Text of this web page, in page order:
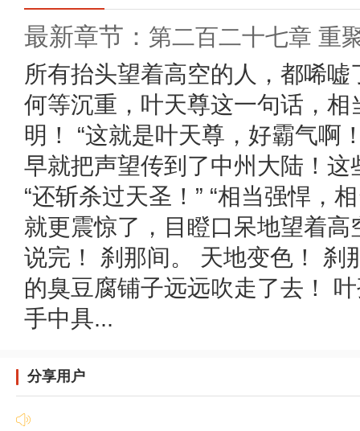
最新章节： 第二百二十七章 重
所有抬头望着高空的人，都唏嘘
何等沉重，叶天尊这一句话，
明！ “这就是叶天尊，好霸气啊
早就把声望传到了中州大陆！这
“还斩杀过天圣！” “相当强悍，
就更震惊了，目瞪口呆地望着
说完！ 刹那间。 天地变色！ 刹
的臭豆腐铺子远远吹走了去！
手中具...
分享用户
分享 即得易币，快将本书一键分享给小伙伴们吧